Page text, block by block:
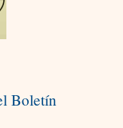
Boletín